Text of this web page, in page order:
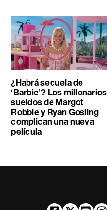
¿Habrá secuela de
‘Barbie’? Los millonarios
sueldos de Margot
Robbie y Ryan Gosling
complican una nueva
película